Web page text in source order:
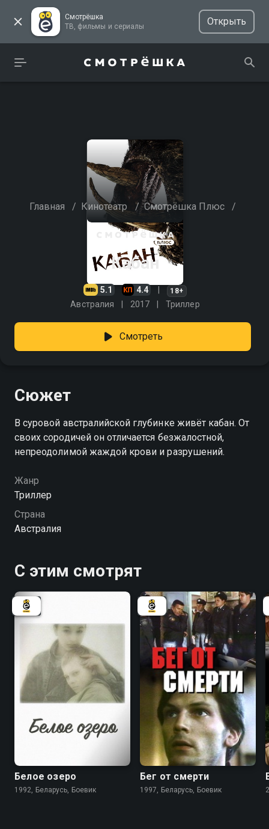
Смотрёшка
ТВ, фильмы и сериалы
Открыть
Главная / Кинотеатр / Смотрёшка Плюс /
Кабан
5.1 4.4 18+
Австралия 2017 Триллер
Смотреть
Сюжет
В суровой австралийской глубинке живёт кабан. От
своих сородичей он отличается безжалостной,
непреодолимой жаждой крови и разрушений.
Жанр
Триллер
Страна
Австралия
С этим смотрят
Белое озеро
1992, Беларусь, Боевик
5.5
Бег от смерти
1997, Беларусь, Боевик